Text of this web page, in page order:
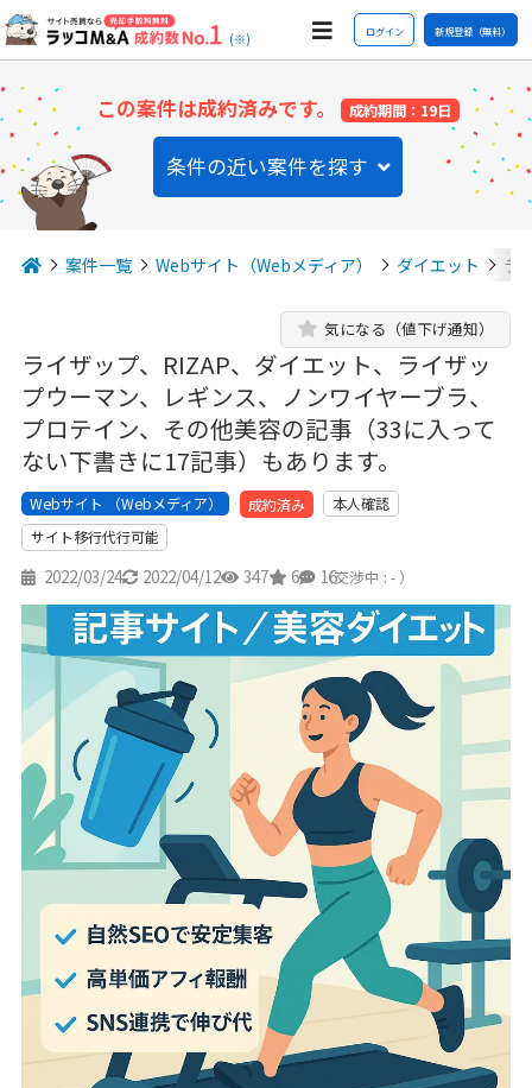
(※) ログイン 新規登録（無料）
この案件は成約済みです。 成約期間：19日
条件の近い案件を探す
案件一覧 Webサイト（Webメディア） ダイエット ラ
ライザップ、RIZAP、ダイエット、ライザッ
プウーマン、レギンス、ノンワイヤーブラ、
プロテイン、その他美容の記事（33に入って
ない下書きに17記事）もあります。
気になる（値下げ通知）
Webサイト （Webメディア） 成約済み
本人確認
サイト移行代行可能
2022/03/24 2022/04/12 347 6 16
（交渉中 : - ）